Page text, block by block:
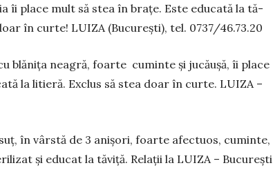
îi place mult să stea în brațe. Este educată la tă­
în curte! LUIZA (București), tel. 0737/46.73.20
blănița neagră, foarte cuminte și jucăușă, îi pla­ce
la litieră. Exclus să stea doar în curte. LU­IZA –
în vârstă de 3 anișori, foar­te afec­tu­os, cu­minte,
și educat la tă­vi­ță. Relații la LUIZA – București